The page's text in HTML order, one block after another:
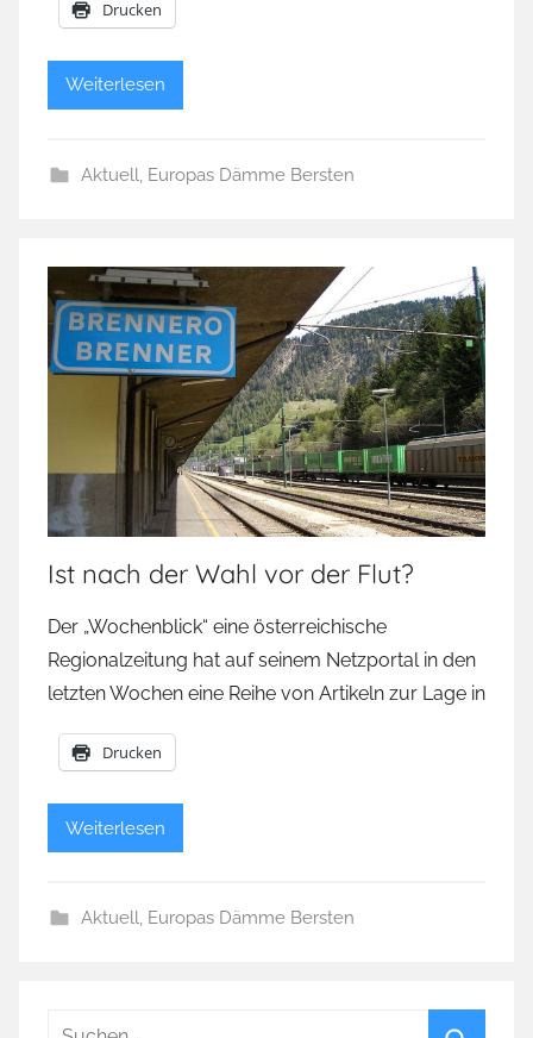
Drucken
Weiterlesen
Aktuell Europas Dämme Bersten
Ist nach der Wahl vor der Flut?
Der „Wochenblick“ eine österreichische
Regionalzeitung hat auf seinem Netzportal in den
letzten Wochen eine Reihe von Artikeln zur Lage in
Drucken
Weiterlesen
Aktuell, Europas Dämme Bersten
Suchen